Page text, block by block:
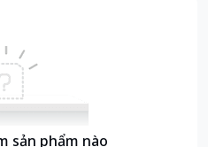
sản phẩm nào